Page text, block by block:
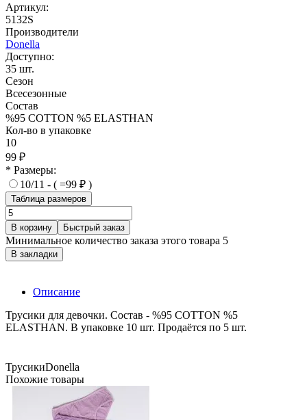
Артикул:
5132S
Производители
Donella
Доступно:
35 шт.
Сезон
Всесезонные
Состав
%95 COTTON %5 ELASTHAN
Кол-во в упаковке
10
99 ₽
* Размеры:
10/11 - ( =99 ₽ )
Таблица размеров
В корзину Быстрый заказ
Минимальное количество заказа этого товара 5
В закладки
Описание
Трусики для девочки. Состав - %95 COTTON %5
ELASTHAN. В упаковке 10 шт. Продаётся по 5 шт.
ТрусикиDonella
Похожие товары